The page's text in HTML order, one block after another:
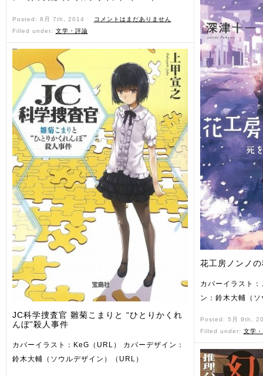
Posted: 8月 7th, 2014 ˑ
コメントはまだありません
Filled under: 文学・評論
JC科学捜査官 雛菊こまりと “ひとりかくれ
んぼ”殺人事件
カバーイラスト：KeG（URL） カバーデザイン：
鈴木大輔（ソウルデザイン）（URL）
花工房ノンノ
カバーイラスト
ン：鈴木大輔（
Posted: 5月 9th,
Filled under: 文学